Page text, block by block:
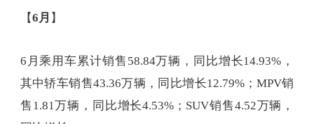
【6月 】
6月乘用车累计销售58.84万辆，同比增长14.93%，
其中轿车销售43.36万辆，同比增长12.79%；MPV销
售1.81万辆，同比增长4.53%；SUV销售4.52万辆，